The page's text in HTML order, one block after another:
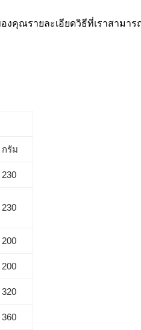
คุณรายละเอียดวิธีที่เราสามา
กรัม
230
230
200
200
320
360